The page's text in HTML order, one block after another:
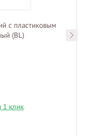
с пластиковым
(BL)
1 клик